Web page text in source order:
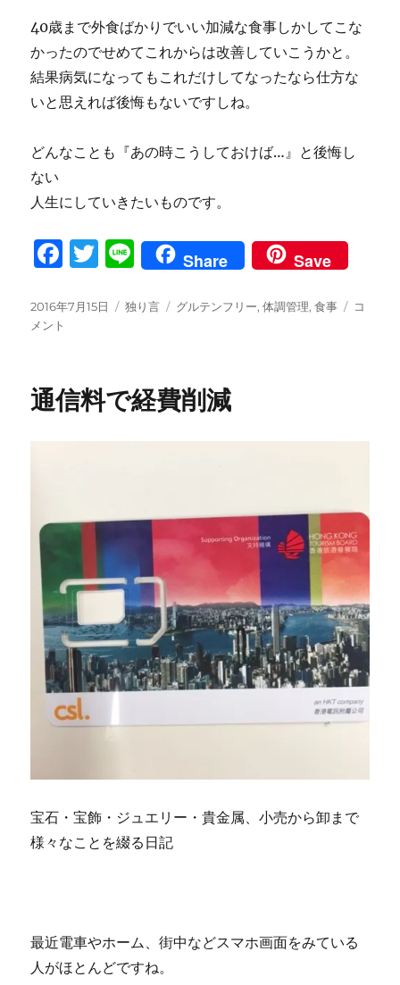
40歳まで外食ばかりでいい加減な食事しかしてこな
かったのでせめてこれからは改善していこうかと。
結果病気になってもこれだけしてなったなら仕方な
いと思えれば後悔もないですしね。
どんなことも『あの時こうしておけば…』と後悔し
ない
人生にしていきたいものです。
F
c
o
o
k
T
it
Li
n
e
Share Save
投
稿
2016年7月15日
カ
独り言
タ
グルテンフリー,体調管理,食事
40
理
に
コ
メント
通信料で経費削減
宝石・宝飾・ジュエリー・貴金属、小売から卸まで
様々なことを綴る日記
最近電車やホーム、街中などスマホ画面をみている
人がほとんどですね。